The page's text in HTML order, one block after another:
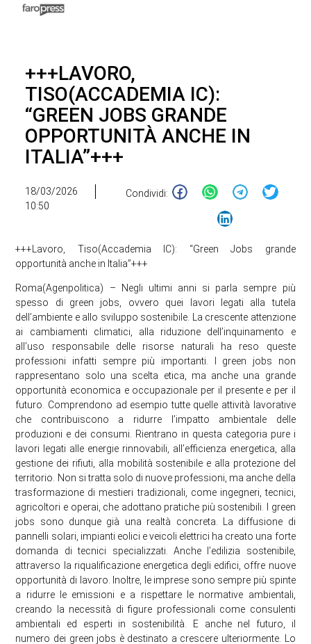
+++LAVORO,
TISO(ACCADEMIA IC):
“GREEN JOBS GRANDE
OPPORTUNITÀ ANCHE IN
ITALIA”+++
18/03/2026
10:50
Condividi:
+++Lavoro, Tiso(Accademia IC): “Green Jobs grande
opportunità anche in Italia”+++
Roma(Agenpolitica) – Negli ultimi anni si parla sempre più
spesso di green jobs, ovvero quei lavori legati alla tutela
dell’ambiente e allo sviluppo sostenibile. La crescente attenzione
ai cambiamenti climatici, alla riduzione dell’inquinamento e
all’uso responsabile delle risorse naturali ha reso queste
professioni infatti sempre più importanti. I green jobs non
rappresentano solo una scelta etica, ma anche una grande
opportunità economica e occupazionale per il presente e per il
futuro. Comprendono ad esempio tutte quelle attività lavorative
che contribuiscono a ridurre l’impatto ambientale delle
produzioni e dei consumi. Rientrano in questa categoria pure i
lavori legati alle energie rinnovabili, all’efficienza energetica, alla
gestione dei rifiuti, alla mobilità sostenibile e alla protezione del
territorio. Non si tratta solo di nuove professioni, ma anche della
trasformazione di mestieri tradizionali, come ingegneri, tecnici,
agricoltori e operai, che adottano pratiche più sostenibili. I green
jobs sono dunque già una realtà concreta. La diffusione di
pannelli solari, impianti eolici e veicoli elettrici ha creato una forte
domanda di tecnici specializzati. Anche l’edilizia sostenibile,
attraverso la riqualificazione energetica degli edifici, offre nuove
opportunità di lavoro. Inoltre, le imprese sono sempre più spinte
a ridurre le emissioni e a rispettare le normative ambientali,
creando la necessità di figure professionali come consulenti
ambientali ed esperti in sostenibilità. E anche nel futuro, il
numero dei green jobs è destinato a crescere ulteriormente. Lo